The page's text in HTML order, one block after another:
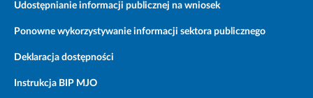
Udostępnianie informacji publicznej na wniosek
Ponowne wykorzystywanie informacji sektora publicznego
Deklaracja dostępności
Instrukcja BIP MJO